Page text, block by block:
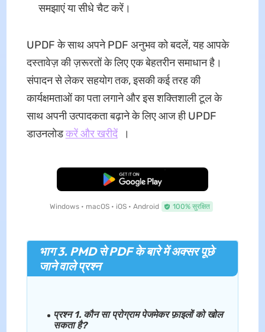
समझाएं या सीधे चैट करें।
UPDF के साथ अपने PDF अनुभव को बदलें, यह आपके
दस्तावेज़ की ज़रूरतों के लिए एक बेहतरीन समाधान है।
संपादन से लेकर सहयोग तक, इसकी कई तरह की
कार्यक्षमताओं का पता लगाने और इस शक्तिशाली टूल के
साथ अपनी उत्पादकता बढ़ाने के लिए आज ही UPDF
डाउनलोडकरें और खरीदें।
मुफ्त डाउनलोड
Windows • macOS • iOS • Android 100% सुरक्षित
भाग 3. PMD से PDF के बारे में अक्सर पूछे
जाने वाले प्रश्न
प्रश्न 1. कौन सा प्रोग्राम पेजमेकर फ़ाइलों को खोल
सकता है?